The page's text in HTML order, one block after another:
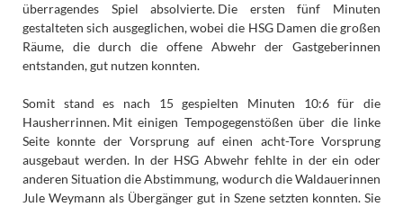
überragendes Spiel absolvierte. Die ersten fünf Minuten
gestalteten sich ausgeglichen, wobei die HSG Damen die großen
Räume, die durch die offene Abwehr der Gastgeberinnen
entstanden, gut nutzen konnten.
Somit stand es nach 15 gespielten Minuten 10:6 für die
Hausherrinnen. Mit einigen Tempogegenstößen über die linke
Seite konnte der Vorsprung auf einen acht-Tore Vorsprung
ausgebaut werden. In der HSG Abwehr fehlte in der ein oder
anderen Situation die Abstimmung, wodurch die Waldauerinnen
Jule Weymann als Übergänger gut in Szene setzten konnten. Sie